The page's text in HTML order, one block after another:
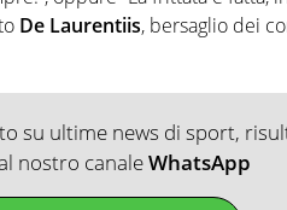
De Laurentiis, bersaglio dei
su ultime news di sport,
nostro canaleWhatsApp